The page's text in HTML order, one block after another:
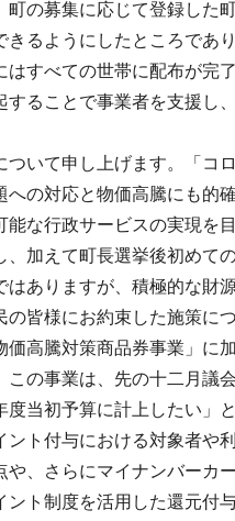
の募集に応じて登録した
るようにしたところであ
すべての世帯に配布が完
ることで事業者を支援し
いて申し上げます。「コ
の対応と物価高騰にも的
な行政サービスの実現を
加えて町長選挙後初めて
ありますが、積極的な財
皆様にお約束した施策に
高騰対策商品券事業」に
の事業は、先の十二月議
当初予算に計上したい」
ト付与における対象者や
、さらにマイナンバーカ
ト制度を活用した還元付